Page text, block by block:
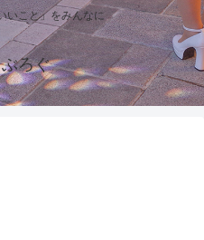
いこと」をみんなに
ろぐ